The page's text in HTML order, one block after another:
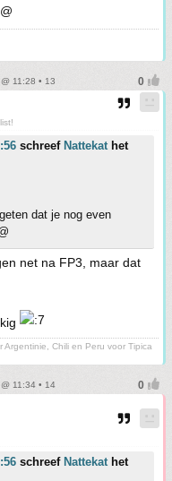
11:28 • 13
schreef Nattekat het
dat je nog even
net na FP3, maar dat
Chili en Peru voor Tipica
11:34 • 14
schreef Nattekat het